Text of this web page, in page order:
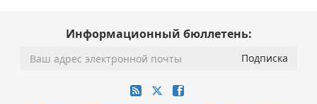
Информационный бюллетень: